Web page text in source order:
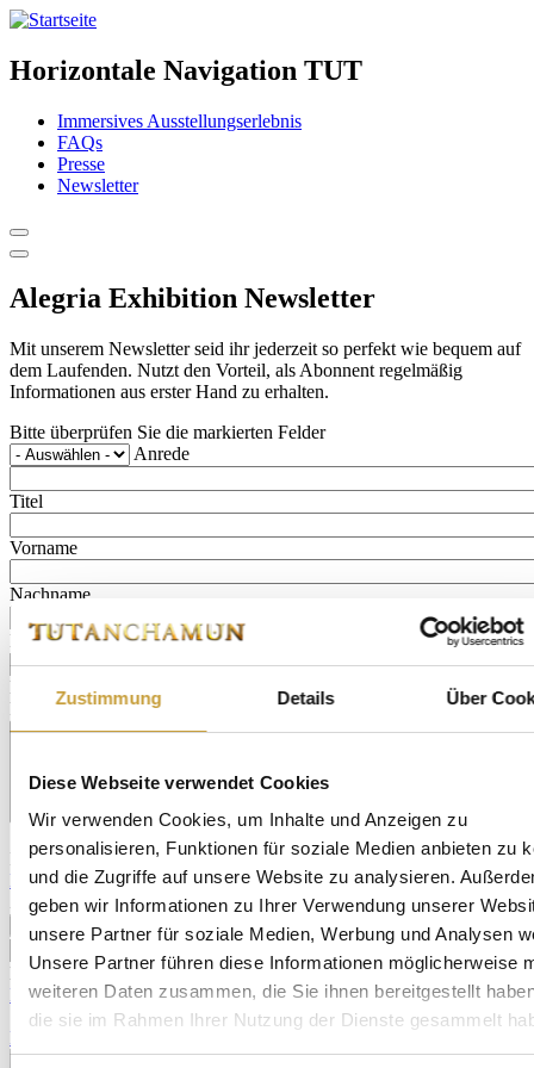
Zustimmung Details Über
Diese Webseite verwendet Cookies
Wir verwenden Cookies, um Inhalte und Anzeigen zu
personalisieren, Funktionen für soziale Medien anbieten zu
und die Zugriffe auf unsere Website zu analysieren.
geben wir Informationen zu Ihrer Verwendung unserer
unsere Partner für soziale Medien, Werbung und Analysen
Unsere Partner führen diese Informationen möglicherweise
weiteren Daten zusammen, die Sie ihnen bereitgestellt
die sie im Rahmen Ihrer Nutzung der Dienste gesammelt
Horizontale Navigation TUT
Immersives Ausstellungserlebnis
FAQs
Presse
Newsletter
Alegria Exhibition Newsletter
Mit unserem Newsletter seid ihr jederzeit so perfekt wie bequem auf
dem Laufenden. Nutzt den Vorteil, als Abonnent regelmäßig
Informationen aus erster Hand zu erhalten.
Bitte überprüfen Sie die markierten Felder
Anrede
Titel
Vorname
Nachname
E-Mail Benutzer
E-Mail
Für welche Städte möchtest du zukünftig Informationen erhalten?
Nutzungsbedingungen und Datenschutz
Ich stimme der Nutzung meiner Daten zu den in der
Datenschutzerklärungangegebenen Zwecken zu. Diese
Zustimmung kann jederzeit widerrrufen werden.
E-Mail Benutzer
Protected by Spam Master
Bild